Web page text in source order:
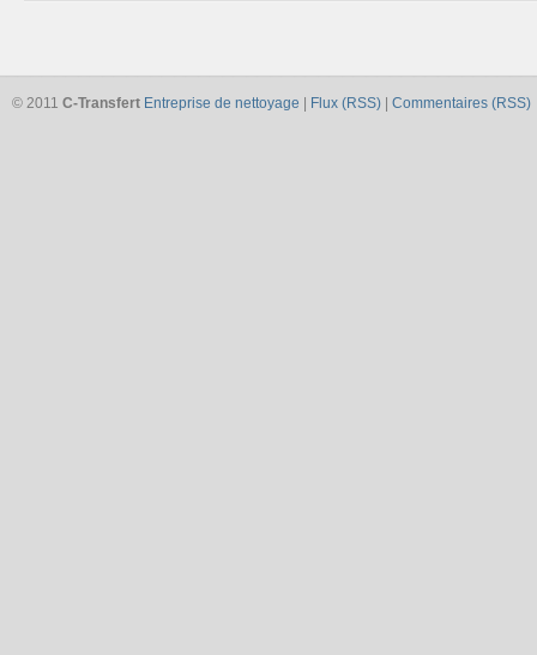
© 2011 C-Transfert Entreprise de nettoyage Flux (RSS) Commentaires (RSS)